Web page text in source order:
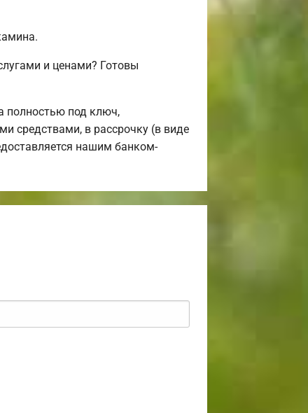
и ценами? Готовы
полностью под ключ,
средствами, в рассрочку (в виде
нашим банком-